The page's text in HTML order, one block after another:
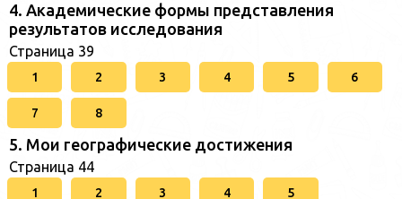
4. Академические формы представления
результатов исследования
Страница 39
1 2 3 4 5 6
7 8
5. Мои географические достижения
Страница 44
1 2 3 4 5